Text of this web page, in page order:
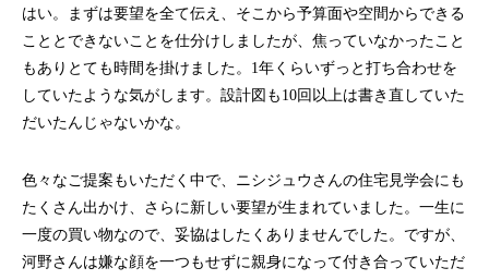
はい。まずは要望を全て伝え、そこから予算面や空間からできる
こととできないことを仕分けしましたが、焦っていなかったこと
もありとても時間を掛けました。1年くらいずっと打ち合わせを
していたような気がします。設計図も10回以上は書き直していた
だいたんじゃないかな。
色々なご提案もいただく中で、ニシジュウさんの住宅見学会にも
たくさん出かけ、さらに新しい要望が生まれていました。一生に
一度の買い物なので、妥協はしたくありませんでした。ですが、
河野さんは嫌な顔を一つもせずに親身になって付き合っていただ